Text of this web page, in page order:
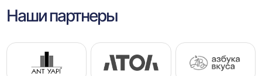
Наши партнеры